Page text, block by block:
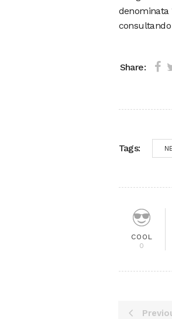
denominata
consultando
Share:
Tags:
COOL
0